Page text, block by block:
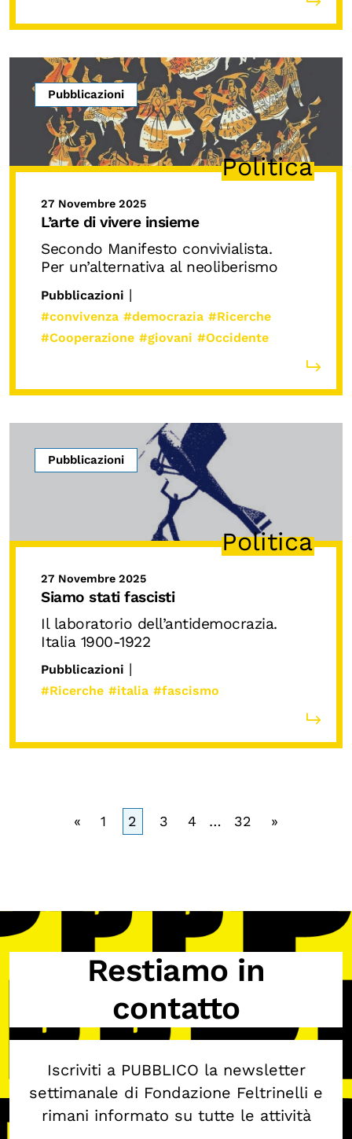
Pubblicazioni
Politica
27 Novembre 2025
L’arte di vivere insieme
Secondo Manifesto convivialista.
Per un’alternativa al neoliberismo
Pubblicazioni |
#convivenza #democrazia #Ricerche
#Cooperazione #giovani #Occidente
Pubblicazioni
Politica
27 Novembre 2025
Siamo stati fascisti
Il laboratorio dell’antidemocrazia.
Italia 1900-1922
Pubblicazioni |
#Ricerche #italia #fascismo
« 1 2 3 4 … 32 »
Restiamo in
contatto
Iscriviti a PUBBLICO la newsletter
settimanale di Fondazione Feltrinelli e
rimani informato su tutte le attività